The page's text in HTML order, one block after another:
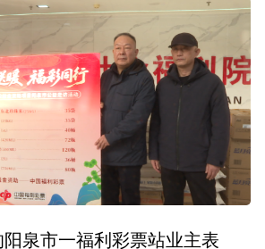
泉市一福利彩票站业主表